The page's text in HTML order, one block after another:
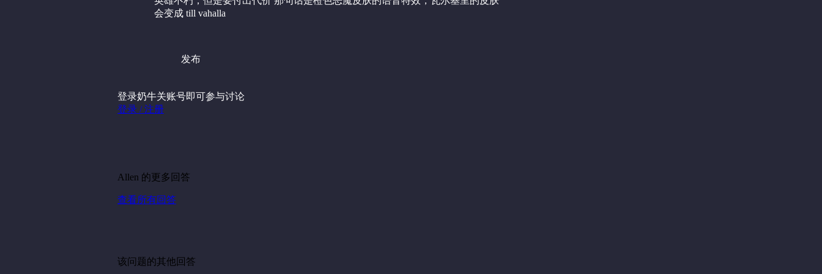
会变成 till vahalla
发布
登录奶牛关账号即可参与讨论
登录 / 注册
Allen 的更多回答
查看所有回答
该问题的其他回答